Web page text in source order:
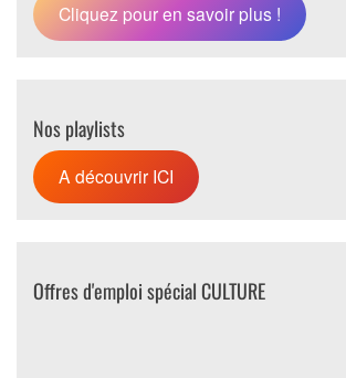
Cliquez pour en savoir plus !
Nos playlists
A découvrir ICI
Offres d'emploi spécial CULTURE